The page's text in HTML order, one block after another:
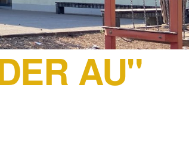
AU"